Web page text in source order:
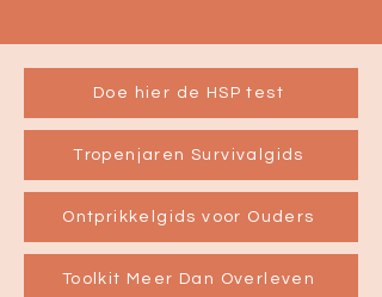
Doe hier de HSP test
Tropenjaren Survivalgids
Ontprikkelgids voor Ouders
Toolkit Meer Dan Overleven